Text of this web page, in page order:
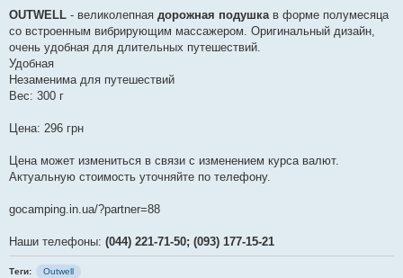
в
д
о
л
е
н
OUTWELL - великолепная дорожная подушкав форме полумесяца
со встроенным вибрирующим массажером. Оригинальный дизайн,
очень удобная для длительных путешествий.
Удобная
Незаменима для путешествий
Вес: 300 г
Цена: 296 грн
Цена может измениться в связи с изменением курса валют.
Актуальную стоимость уточняйте по телефону.
gocamping.in.ua/?partner=88
Наши телефоны: (044) 221-71-50; (093) 177-15-21
Теги: Outwell